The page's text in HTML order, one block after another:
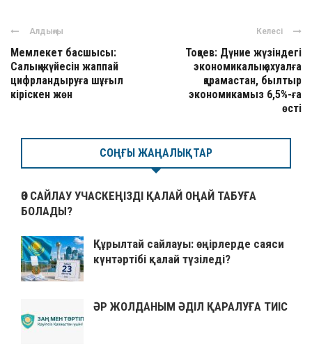
Алдыңғы
Мемлекет басшысы:
Салық жүйесін жаппай
цифрландыруға шұғыл
кіріскен жөн
Келесі
Тоқаев: Дүние жүзіндегі
экономикалық ахуалға
қарамастан, былтыр
экономикамыз 6,5%-ға
өсті
СОҢҒЫ ЖАҢАЛЫҚТАР
ӨЗ САЙЛАУ УЧАСКЕҢІЗДІ ҚАЛАЙ ОҢАЙ ТАБУҒА
БОЛАДЫ?
Құрылтай сайлауы: өңірлерде саяси
күнтәртібі қалай түзіледі?
ӘР ЖОЛДАНЫМ ӘДІЛ ҚАРАЛУҒА ТИІС